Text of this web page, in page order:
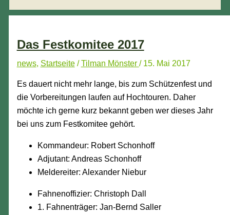
Das Festkomitee 2017
news, Startseite/Tilman Mönster / 15. Mai 2017
Es dauert nicht mehr lange, bis zum Schützenfest und
die Vorbereitungen laufen auf Hochtouren. Daher
möchte ich gerne kurz bekannt geben wer dieses Jahr
bei uns zum Festkomitee gehört.
Kommandeur: Robert Schonhoff
Adjutant: Andreas Schonhoff
Meldereiter: Alexander Niebur
Fahnenoffizier: Christoph Dall
1. Fahnenträger: Jan-Bernd Saller